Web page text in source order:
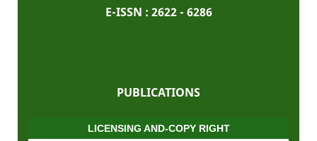
E-ISSN : 2622 - 6286
PUBLICATIONS
LICENSING AND-COPY RIGHT